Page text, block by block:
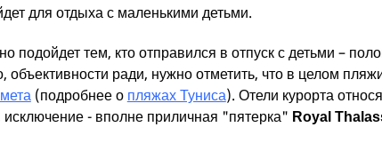
для отдыха с маленькими детьми.
подойдет тем, кто отправился в отпуск с детьми –
ради, нужно отметить, что в целом
(подробнее о пляжах Туниса). Отели курорта
исключение - вполне приличная "пятерка" Royal